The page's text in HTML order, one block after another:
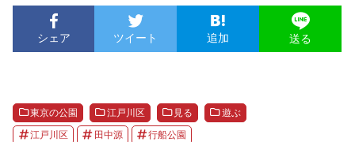
シェア ツイート 追加 送る
東京の公園 江戸川区 見る 遊ぶ
江戸川区 田中源 行船公園